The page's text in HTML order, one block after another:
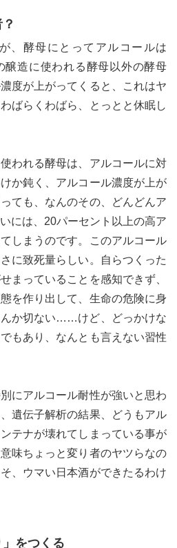
、酵母にとってアルコールは
醸造に使われる酵母以外の酵母
度が上がってくると、これはヤ
ばらくわばら、とっとと休眠し
われる酵母は、アルコールに対
か鈍く、アルコール濃度が上が
ても、なんのその、どんどんア
には、20パーセント以上の高ア
しまうのです。このアルコール
に致死量らしい。自らつくった
まっていることを感知できず、
を作り出して、生命の危険に身
か切ない……けど、どっかけな
もあり、なんとも言えない習性
にアルコール耐性が強いと思わ
遺伝子解析の結果、どうもアル
テナが壊れてしまっている事が
味ちょっと変り者のヤツらなの
、ウマい日本酒ができたるわけ
をつくる